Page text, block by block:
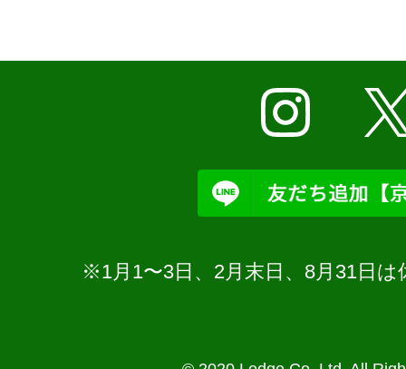
※1月1〜3日、2月末日、8月31日